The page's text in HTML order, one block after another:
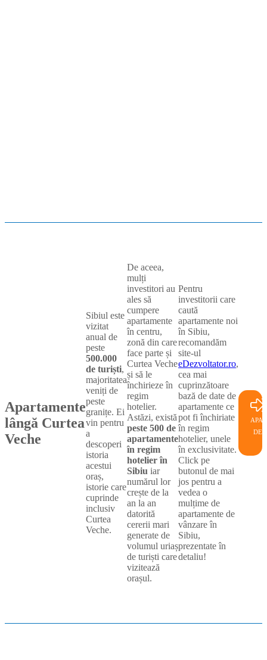
Apartamente
lângă Curtea
Veche
Sibiul este
vizitat
anual de
peste
500.000
de turiști,
majoritatea
veniți de
peste
granițe. Ei
vin pentru
a
descoperi
istoria
acestui
oraș,
istorie care
cuprinde
inclusiv
Curtea
Veche.
De aceea,
mulți
investitori au
ales să
cumpere
apartamente
în centru,
zonă din care
face parte și
Curtea Veche
și să le
închirieze în
regim
hotelier.
Astăzi, există
peste 500 de
apartamente
în regim
hotelier în
Sibiu iar
numărul lor
crește de la
an la an
datorită
cererii mari
generate de
volumul uriaș
de turiști care
vizitează
orașul.
Pentru
investitorii care
caută
apartamente noi
în Sibiu,
recomandăm
site-ul
eDezvoltator.ro,
cea mai
cuprinzătoare
bază de date de
apartamente ce
pot fi închiriate
în regim
hotelier, unele
în exclusivitate.
Click pe
butonul de mai
jos pentru a
vedea o
mulțime de
apartamente de
vânzare în
Sibiu,
prezentate în
detaliu!
DE